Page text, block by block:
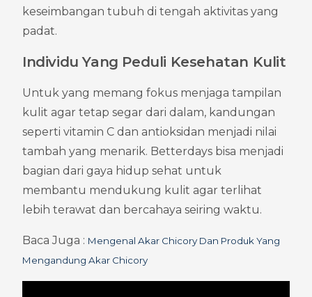
keseimbangan tubuh di tengah aktivitas yang
padat.
Individu Yang Peduli Kesehatan Kulit
Untuk yang memang fokus menjaga tampilan
kulit agar tetap segar dari dalam, kandungan
seperti vitamin C dan antioksidan menjadi nilai
tambah yang menarik. Betterdays bisa menjadi
bagian dari gaya hidup sehat untuk
membantu mendukung kulit agar terlihat
lebih terawat dan bercahaya seiring waktu.
Baca Juga : Mengenal Akar Chicory Dan Produk Yang
Mengandung Akar Chicory